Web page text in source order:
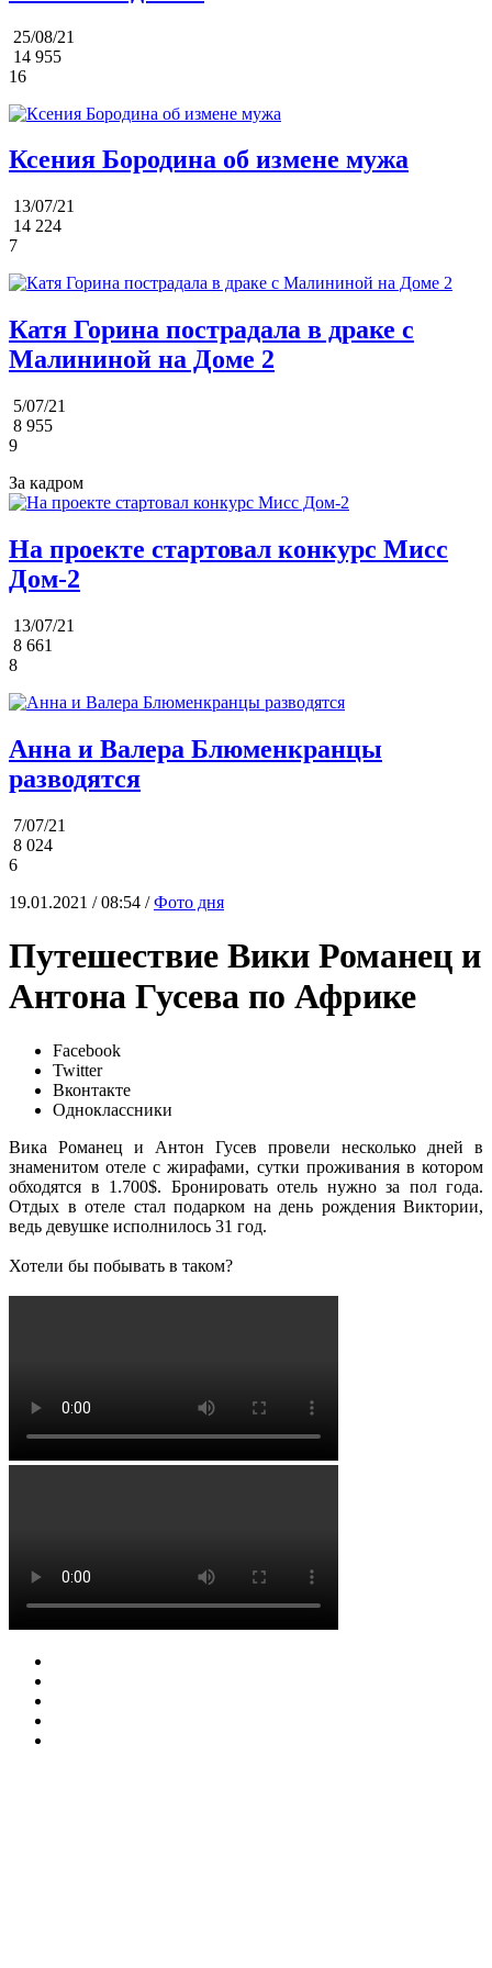
25/08/21
14 955
16
Ксения Бородина об измене мужа
13/07/21
14 224
7
Катя Горина пострадала в драке с
Малининой на Доме 2
5/07/21
8 955
9
За кадром
На проекте стартовал конкурс Мисс
Дом-2
13/07/21
8 661
8
Анна и Валера Блюменкранцы
разводятся
7/07/21
8 024
6
19.01.2021 / 08:54 /Фото дня
Путешествие Вики Романец и
Антона Гусева по Африке
Facebook
Twitter
Вконтакте
Одноклассники
Вика Романец и Антон Гусев провели несколько дней в
знаменитом отеле с жирафами, сутки проживания в котором
обходятся в 1.700$. Бронировать отель нужно за пол года.
Отдых в отеле стал подарком на день рождения Виктории,
ведь девушке исполнилось 31 год.
Хотели бы побывать в таком?